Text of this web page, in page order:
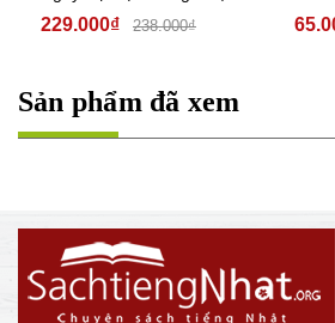
229.000₫ 238.000₫
cái
Sản phẩm đã xem